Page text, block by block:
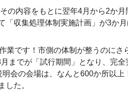
内容をもとに翌年4月から2か
「収集処理体制実施計画」が3か
です！市側の体制が整うのにさ
までが「試行期間」となり、完全
会の会場は、なんと600か所以上
した。